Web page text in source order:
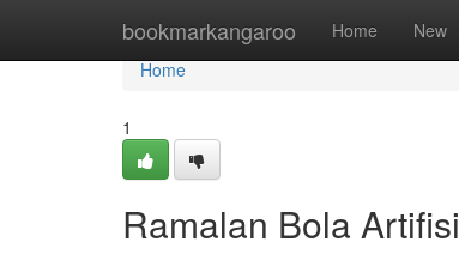
bookmarkangaroo Home New
Home
Home
1
Ramalan Bola